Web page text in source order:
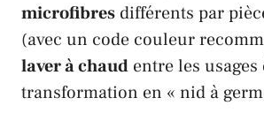
microfibres différents par
(avec un code couleur
laver à chaud entre les
transformation en « nid à